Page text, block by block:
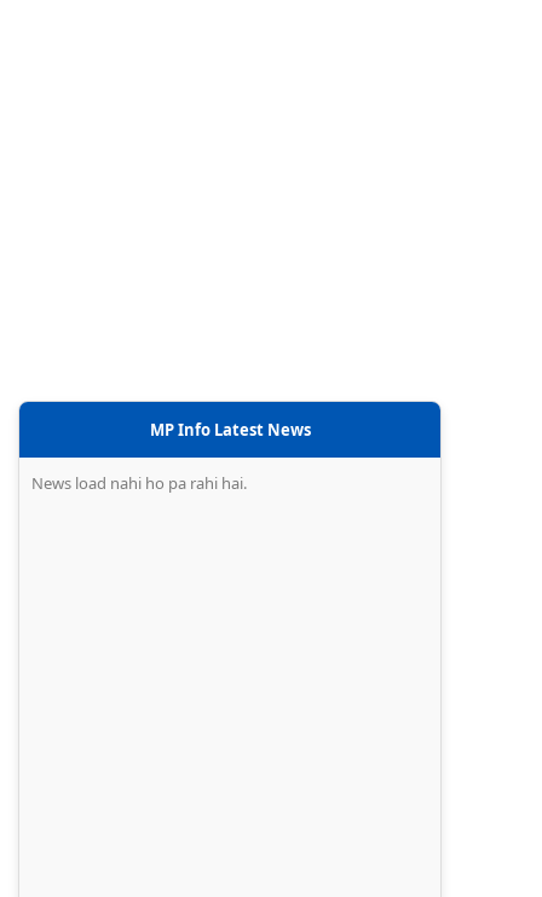
MP Info Latest News
News load nahi ho pa rahi hai.